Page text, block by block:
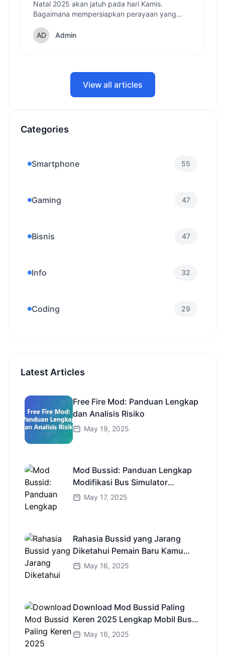
Natal 2025 akan jatuh pada hari Kamis.
Bagaimana mempersiapkan perayaan yang
inspirasi tradisi natal unik dari berbagai daerah!
Admin
View all articles
Categories
Smartphone 55
Gaming 47
Bisnis 47
Info 32
Coding 29
Latest Articles
Free Fire Mod: Panduan Lengkap
dan Analisis Risiko
May 19, 2025
Mod Bussid: Panduan Lengkap
Modifikasi Bus Simulator
Indonesia
May 17, 2025
Rahasia Bussid yang Jarang
Diketahui Pemain Baru Kamu
Wajib Coba!
May 16, 2025
Download Mod Bussid Paling
Keren 2025 Lengkap Mobil Bus
dan Truk HD
May 16, 2025